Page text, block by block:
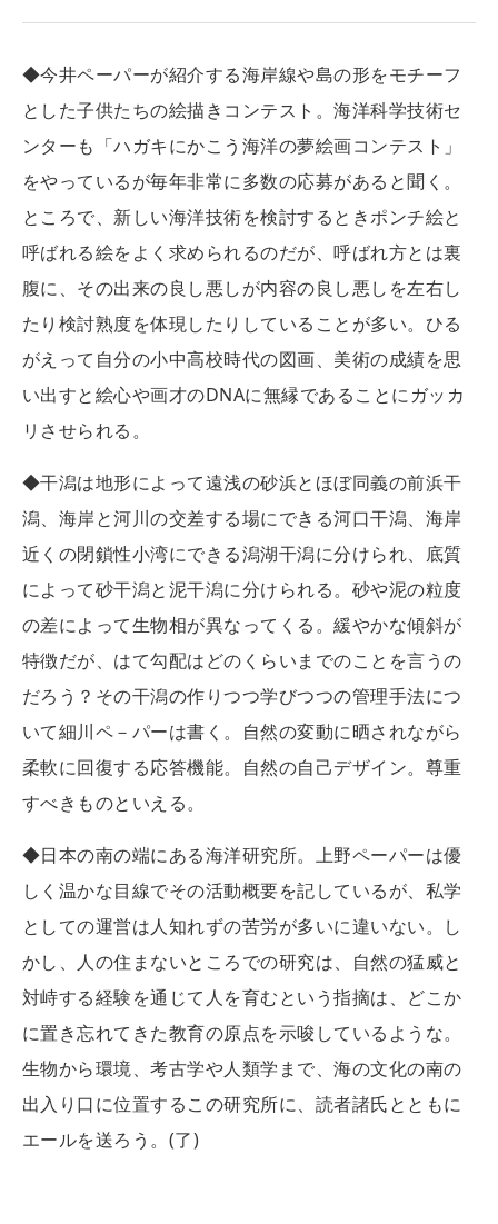
◆今井ペーパーが紹介する海岸線や島の形をモチーフ
とした子供たちの絵描きコンテスト。海洋科学技術セ
ンターも「ハガキにかこう海洋の夢絵画コンテスト」
をやっているが毎年非常に多数の応募があると聞く。
ところで、新しい海洋技術を検討するときポンチ絵と
呼ばれる絵をよく求められるのだが、呼ばれ方とは裏
腹に、その出来の良し悪しが内容の良し悪しを左右し
たり検討熟度を体現したりしていることが多い。ひる
がえって自分の小中高校時代の図画、美術の成績を思
い出すと絵心や画才のDNAに無縁であることにガッカ
リさせられる。
◆干潟は地形によって遠浅の砂浜とほぼ同義の前浜干
潟、海岸と河川の交差する場にできる河口干潟、海岸
近くの閉鎖性小湾にできる潟湖干潟に分けられ、底質
によって砂干潟と泥干潟に分けられる。砂や泥の粒度
の差によって生物相が異なってくる。緩やかな傾斜が
特徴だが、はて勾配はどのくらいまでのことを言うの
だろう？その干潟の作りつつ学びつつの管理手法につ
いて細川ペ－パーは書く。自然の変動に晒されながら
柔軟に回復する応答機能。自然の自己デザイン。尊重
すべきものといえる。
◆日本の南の端にある海洋研究所。上野ペーパーは優
しく温かな目線でその活動概要を記しているが、私学
としての運営は人知れずの苦労が多いに違いない。し
かし、人の住まないところでの研究は、自然の猛威と
対峙する経験を通じて人を育むという指摘は、どこか
に置き忘れてきた教育の原点を示唆しているような。
生物から環境、考古学や人類学まで、海の文化の南の
出入り口に位置するこの研究所に、読者諸氏とともに
エールを送ろう。(了)